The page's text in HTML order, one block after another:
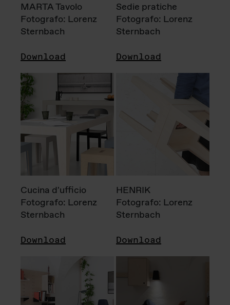
MARTA Tavolo
Fotografo: Lorenz
Sternbach
Download
Sedie pratiche
Fotografo: Lorenz
Sternbach
Download
Cucina d'ufficio
Fotografo: Lorenz
Sternbach
Download
HENRIK
Fotografo: Lorenz
Sternbach
Download